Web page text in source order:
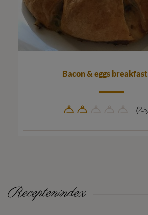
Bacon & eggs
Receptenindex